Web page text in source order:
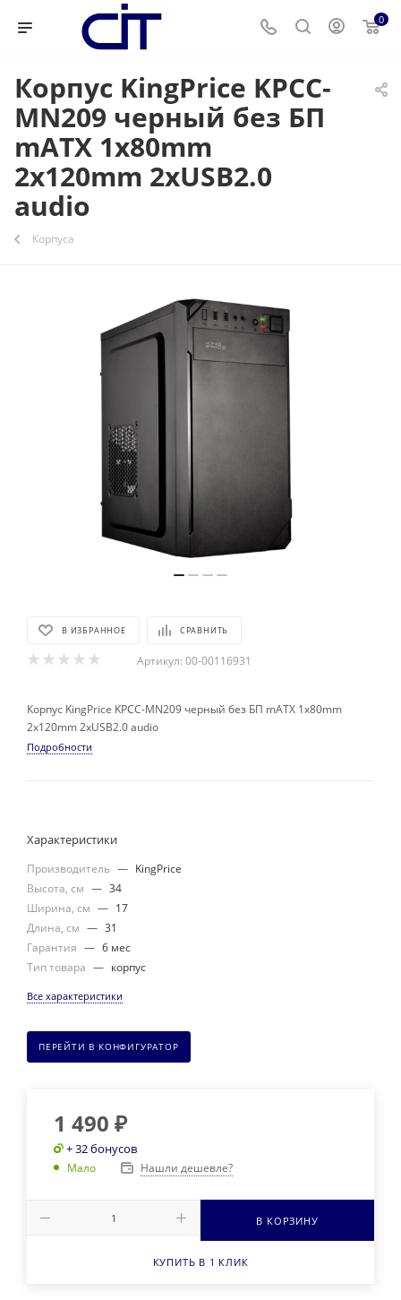
0
Корпус KingPrice KPCC-
MN209 черный без БП
mATX 1x80mm
2x120mm 2xUSB2.0
audio
Корпуса
В ИЗБРАННОЕ СРАВНИТЬ
Артикул: 00-00116931
Корпус KingPrice KPCC-MN209 черный без БП mATX 1x80mm
2x120mm 2xUSB2.0 audio
Подробности
Характеристики
Производитель — KingPrice
Высота, см — 34
Ширина, см — 17
Длина, см — 31
Гарантия — 6 мес
Тип товара — корпус
Все характеристики
ПЕРЕЙТИ В КОНФИГУРАТОР
1 490 ₽
+ 32 бонусов
Мало Нашли дешевле?
В КОРЗИНУ
КУПИТЬ В 1 КЛИК